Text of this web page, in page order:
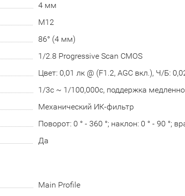
4 мм
М12
86° (4 мм)
1/2.8 Progressive Scan CMOS
Цвет: 0,01 лк @ (F1.2, AGC вкл.), Ч/Б:
1/3с ~ 1/100,000с, поддержка
Механический ИК-фильтр
Поворот: 0 ° - 360 °; наклон: 0 ° - 90 °;
Да
Main Profile